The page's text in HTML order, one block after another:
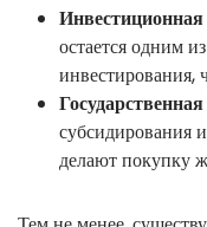
Инвестиционная
остается одним
инвестирования,
субсидирования
делают покупку